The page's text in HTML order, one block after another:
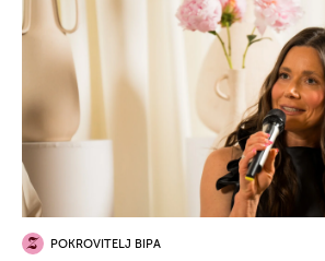
POKROVITELJ BIPA